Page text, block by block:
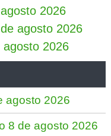
2026
agosto 2026
2026
agosto 2026
8 de agosto 2026